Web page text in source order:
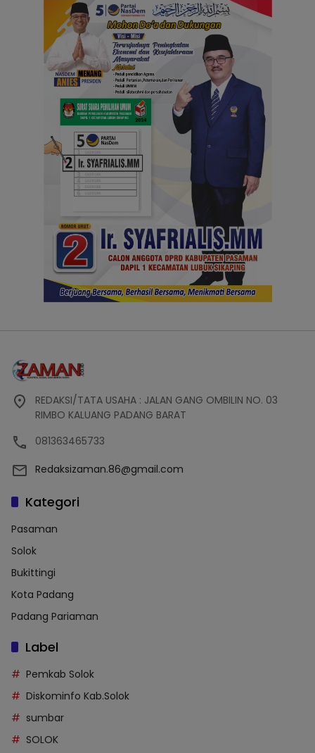
REDAKSI/TATA USAHA : JALAN GANG OMBILIN NO. 03
RIMBO KALUANG PADANG BARAT
081363465733
Redaksizaman.86@gmail.com
Kategori
Pasaman
Solok
Bukittingi
Kota Padang
Padang Pariaman
Label
Pemkab Solok
Diskominfo Kab.Solok
sumbar
SOLOK